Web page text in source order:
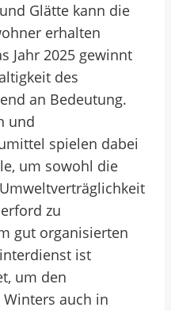
Glätte kann die
erhalten
Jahr 2025 gewinnt
des
an Bedeutung.
und
spielen dabei
um sowohl die
zu
gut organisierten
ist
um den
auch in